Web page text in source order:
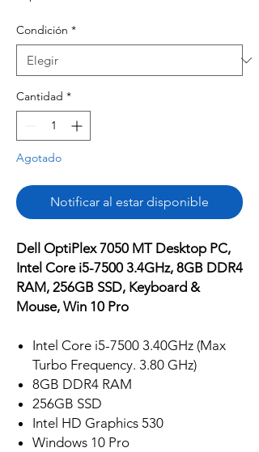
Condición *
Cantidad *
Agotado
Notificar al estar disponible
Dell OptiPlex 7050 MT Desktop PC,
Intel Core i5-7500 3.4GHz, 8GB DDR4
RAM, 256GB SSD, Keyboard &
Mouse, Win 10 Pro
Intel Core i5-7500 3.40GHz (Max
Turbo Frequency. 3.80 GHz)
8GB DDR4 RAM
256GB SSD
Intel HD Graphics 530
Windows 10 Pro